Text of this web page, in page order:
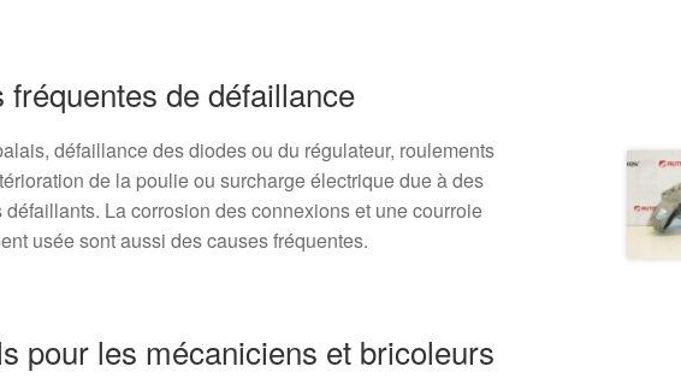
fréquentes de défaillance
défaillance des diodes ou du régulateur, roulements
de la poulie ou surcharge électrique due à des
défaillants. La corrosion des connexions et une courroie
usée sont aussi des causes fréquentes.
pour les mécaniciens et bricoleurs